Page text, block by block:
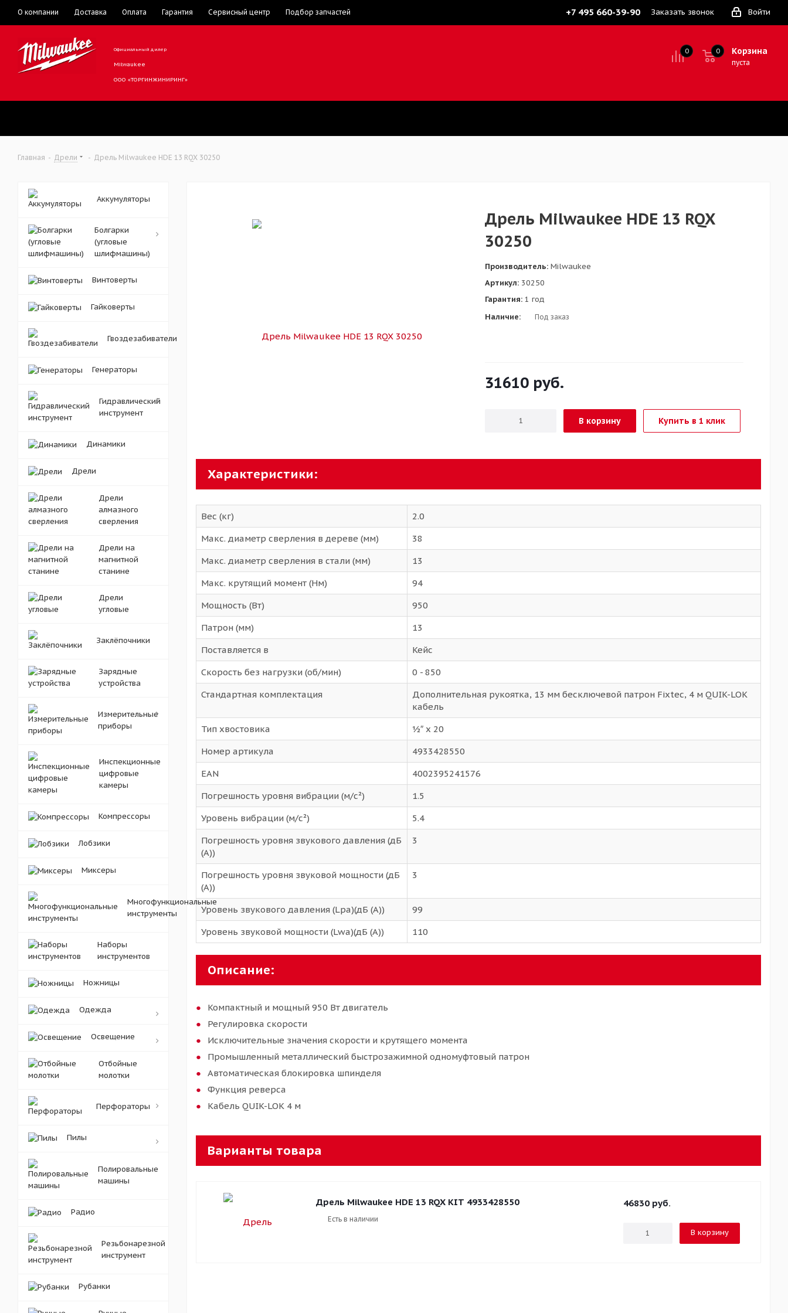
О компании Доставка Оплата Гарантия Сервисный центр Подбор запчастей Войти
+7 495 660-39-90 Заказать звонок
Официальный дилер
Milwaukee
ООО «ТОРГИНЖИНИРИНГ»
0 Корзина
0
пуста
0
Главная - Дрели - Дрель Milwaukee HDE 13 RQX 30250
Дрель Milwaukee HDE 13 RQX
30250
Производитель: Milwaukee
Артикул: 30250
Гарантия: 1 год
Наличие:
Под заказ
31610 руб.
В корзину Купить в 1 клик
Характеристики:
Вес (кг)
2.0
Макс. диаметр сверления в дереве (мм)
38
Макс. диаметр сверления в стали (мм)
13
Макс. крутящий момент (Нм)
94
Мощность (Вт)
950
Патрон (мм)
13
Поставляется в
Кейс
Скорость без нагрузки (об/мин)
0 - 850
Стандартная комплектация
Дополнительная рукоятка, 13 мм бесключевой патрон Fixtec, 4 м QUIK-LOK
кабель
Тип хвостовика
½″ x 20
Номер артикула
4933428550
EAN
4002395241576
Погрешность уровня вибрации (м/с²)
1.5
Уровень вибрации (м/с²)
5.4
Погрешность уровня звукового давления (дБ
(А))
3
Погрешность уровня звуковой мощности (дБ
(А))
3
Уровень звукового давления (Lpa)(дБ (А))
99
Уровень звуковой мощности (Lwa)(дБ (А))
110
Описание:
Компактный и мощный 950 Вт двигатель
Регулировка скорости
Исключительные значения скорости и крутящего момента
Промышленный металлический быстрозажимной одномуфтовый патрон
Автоматическая блокировка шпинделя
Функция реверса
Кабель QUIK-LOK 4 м
Варианты товара
Дрель Milwaukee HDE 13 RQX KIT 4933428550
Есть в наличии
46830 руб.
В корзину
Аккумуляторы
Болгарки
(угловые
шлифмашины)
Винтоверты
Гайковерты
Гвоздезабиватели
Генераторы
Гидравлический
инструмент
Динамики
Дрели
Дрели
алмазного
сверления
Дрели на
магнитной
станине
Дрели
угловые
Заклёпочники
Зарядные
устройства
Измерительные
приборы
Инспекционные
цифровые
камеры
Компрессоры
Лобзики
Миксеры
Многофункциональные
инструменты
Наборы
инструментов
Ножницы
Одежда
Освещение
Отбойные
молотки
Перфораторы
Пилы
Полировальные
машины
Радио
Резьбонарезной
инструмент
Рубанки